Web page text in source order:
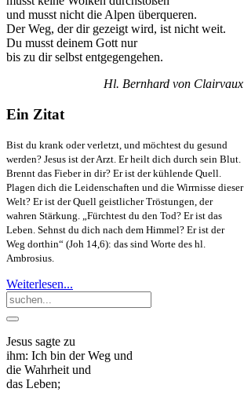
und musst nicht die Alpen überqueren.
Der Weg, der dir gezeigt wird, ist nicht weit.
Du musst deinem Gott nur
bis zu dir selbst entgegengehen.
Hl. Bernhard von Clairvaux
Ein Zitat
Bist du krank oder verletzt, und möchtest du gesund
werden? Jesus ist der Arzt. Er heilt dich durch sein Blut.
Brennt das Fieber in dir? Er ist der kühlende Quell.
Plagen dich die Leidenschaften und die Wirrnisse dieser
Welt? Er ist der Quell geistlicher Tröstungen, der
wahren Stärkung. „Fürchtest du den Tod? Er ist das
Leben. Sehnst du dich nach dem Himmel? Er ist der
Weg dorthin“ (Joh 14,6): das sind Worte des hl.
Ambrosius.
Weiterlesen...
Jesus sagte zu
ihm: Ich bin der Weg und
die Wahrheit und
das Leben;